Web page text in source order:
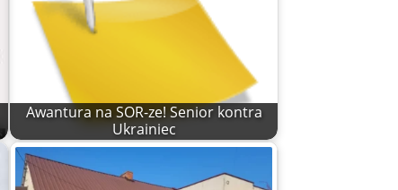
Awantura na SOR-ze! Senior kontra
Ukrainiec